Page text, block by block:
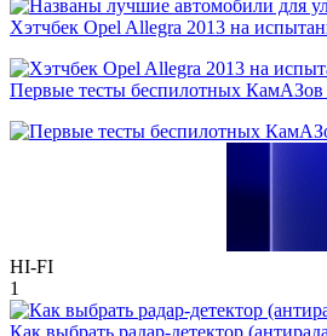
Хэтчбек Opel Allegra 2013 на
Первые тесты беспилотных КамАЗов
HI-FI
1
Как выбрать радар-детектор